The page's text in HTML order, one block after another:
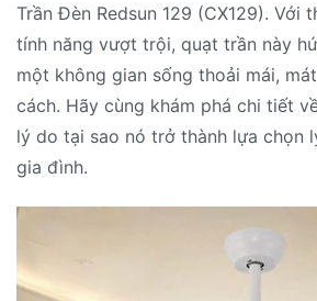
Trần Đèn Redsun 129 (CX129). Với
tính năng vượt trội, quạt trần này
một không gian sống thoải mái,
cách. Hãy cùng khám phá chi tiết
lý do tại sao nó trở thành lựa chọn
gia đình.